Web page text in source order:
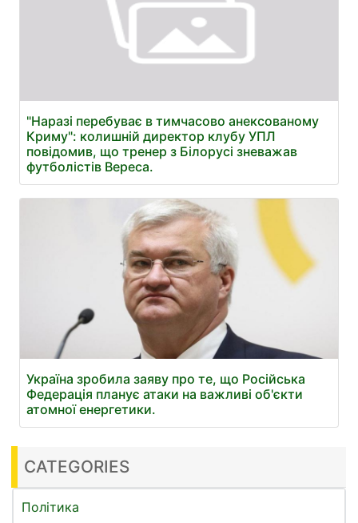
"Наразі перебуває в тимчасово анексованому
Криму": колишній директор клубу УПЛ
повідомив, що тренер з Білорусі зневажав
футболістів Вереса.
Україна зробила заяву про те, що Російська
Федерація планує атаки на важливі об'єкти
атомної енергетики.
CATEGORIES
Політика